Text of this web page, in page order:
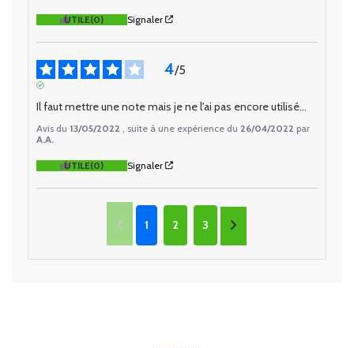
UTILE(0) Signaler
4/5
Il faut mettre une note mais je ne l'ai pas encore utilisé...
Avis du 13/05/2022 , suite à une expérience du 26/04/2022 par
A.A.
UTILE(0) Signaler
1 2 3